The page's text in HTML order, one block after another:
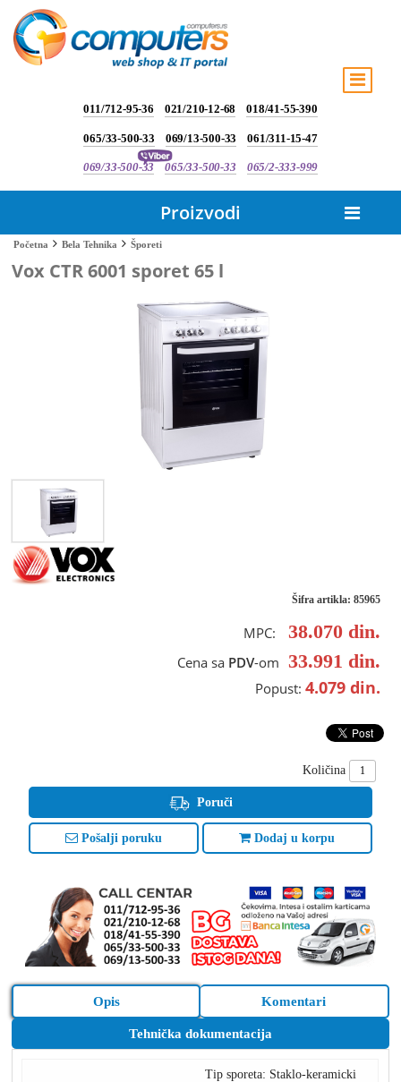
011/712-95-36 021/210-12-68 018/41-55-390
065/33-500-33 069/13-500-33 061/311-15-47
069/33-500-33 065/33-500-33 065/2-333-999
Proizvodi
Početna Bela Tehnika Šporeti
Vox CTR 6001 sporet 65 l
Šifra artikla: 85965
MPC: 38.070 din.
Cena sa PDV-om 33.991 din.
Popust: 4.079 din.
Količina
Poruči
Pošalji poruku Dodaj u korpu
Opis
Tehnička dokumentacija
Komentari
Tip sporeta: Staklo-keramicki